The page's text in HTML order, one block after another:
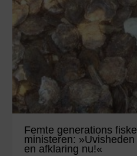
Femte generations
ministeren:
en afklaring nu!«